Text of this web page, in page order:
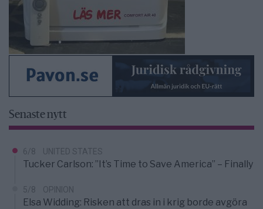
Senaste nytt
6/8 UNITED STATES
Tucker Carlson: ”It’s Time to Save America” – Finally
5/8 OPINION
Elsa Widding: Risken att dras in i krig borde avgöra